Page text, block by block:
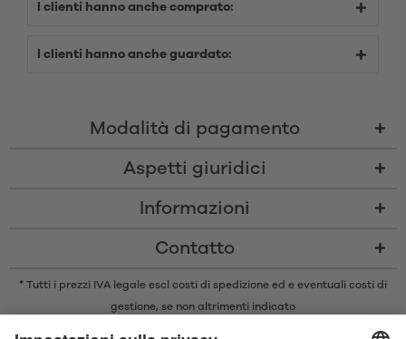
I clienti hanno anche comprato:
I clienti hanno anche guardato:
Modalità di pagamento
Aspetti giuridici
Informazioni
Contatto
* Tutti i prezzi IVA legale escl costi di spedizione ed e eventuali costi di
gestione, se non altrimenti indicato